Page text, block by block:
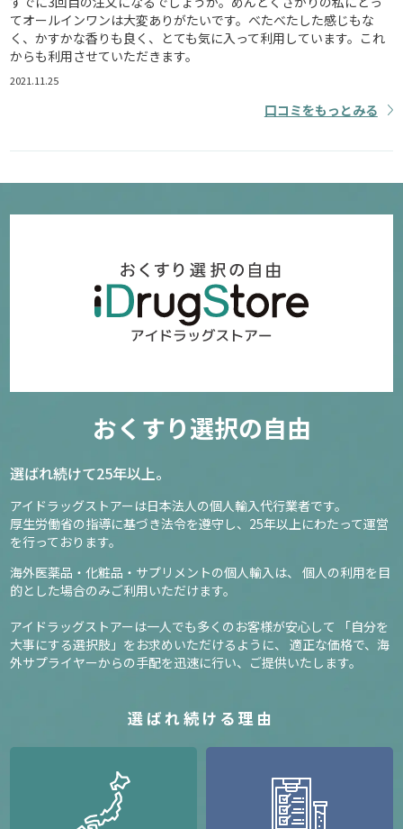
てオールインワンは大変ありがたいです。べたべたした感じもな
く、かすかな香りも良く、とても気に入って利用しています。これ
からも利用させていただきます。
2021.11.25
口コミをもっとみる
おくすり選択の自由
選ばれ続けて25年以上。
アイドラッグストアーは日本法人の個人輸入代行業者です。
厚生労働省の指導に基づき法令を遵守し、 25年以上にわたって運営
を行っております。
海外医薬品・化粧品・サプリメントの個人輸入は、
個人の利用を目
的とした場合のみご利用いただけます。
アイドラッグストアーは一人でも多くのお客様が安心して
「自分を
大事にする選択肢」をお求めいただけるように、
適正な価格で、海
外サプライヤーからの手配を迅速に行い、ご提供いたします。
選ばれ続ける理由